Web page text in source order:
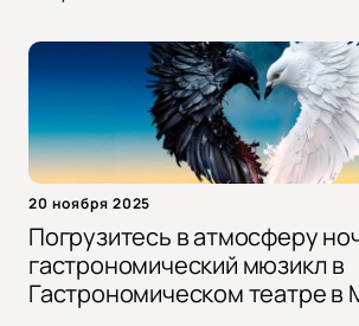
20 ноября 2025
Погрузитесь в атмосферу
гастрономический мюзикл в
Гастрономическом театре в